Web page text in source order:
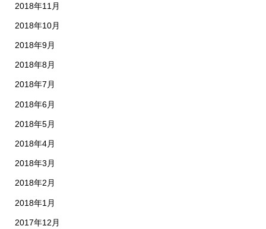
2018年11月
2018年10月
2018年9月
2018年8月
2018年7月
2018年6月
2018年5月
2018年4月
2018年3月
2018年2月
2018年1月
2017年12月